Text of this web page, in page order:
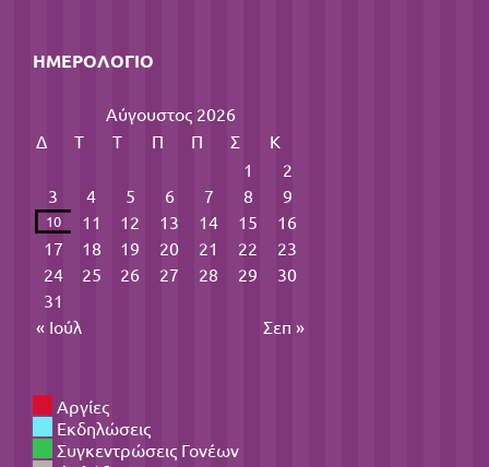
ΗΜΕΡΟΛΌΓΙΟ
Αύγουστος 2026
Δ
Τ Τ Π Π Σ
Κ
1
2
3
4 5 6 7 8 9
10 11 12 13 14 15
16
17
18 19 20 21 22
23
24
25 26 27 28 29
30
31
« Ιούλ
Σεπ »
Αργίες
Εκδηλώσεις
Συγκεντρώσεις Γονέων